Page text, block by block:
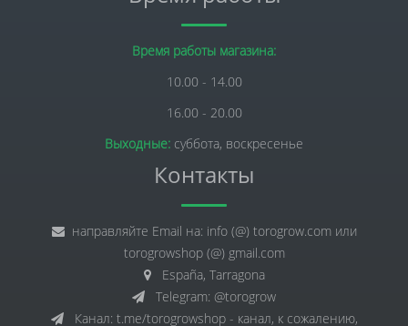
Время работы магазина:
10.00 - 14.00
16.00 - 20.00
Выходные: суббота, воскресенье
Контакты
направляйте Email на: info (@) torogrow.com или
torogrowshop (@) gmail.com
España, Tarragona
Telegram: @torogrow
Канал: t.me/torogrowshop - канал, к сожалению,